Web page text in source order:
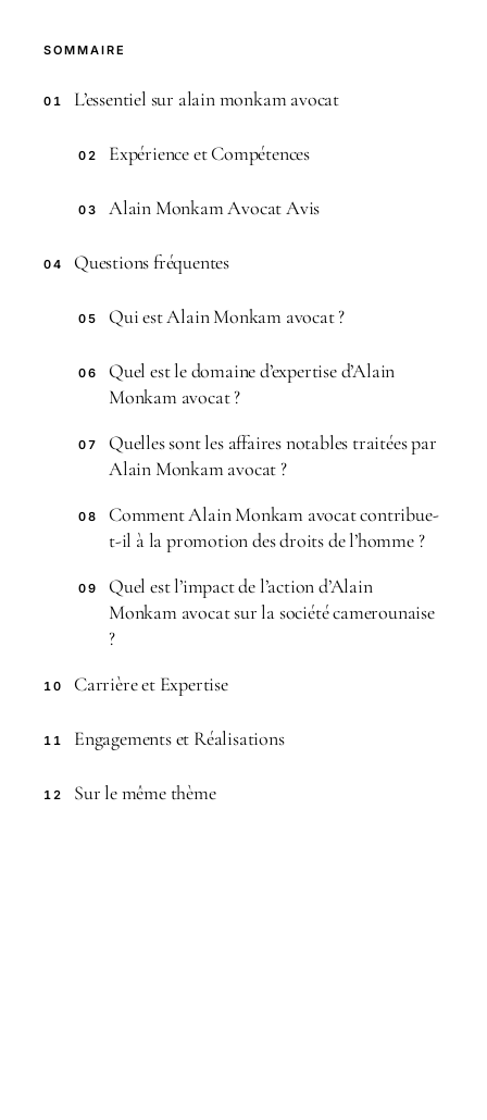
SOMMAIRE
01 L’essentiel sur alain monkam avocat
02 Expérience et Compétences
03 Alain Monkam Avocat Avis
04 Questions fréquentes
05 Qui est Alain Monkam avocat ?
06
Quel est le domaine d’expertise d’Alain
Monkam avocat ?
07
Quelles sont les affaires notables traitées par
Alain Monkam avocat ?
08
Comment Alain Monkam avocat contribue-
t-il à la promotion des droits de l’homme ?
09
Quel est l’impact de l’action d’Alain
Monkam avocat sur la société camerounaise
?
10 Carrière et Expertise
11 Engagements et Réalisations
12 Sur le même thème